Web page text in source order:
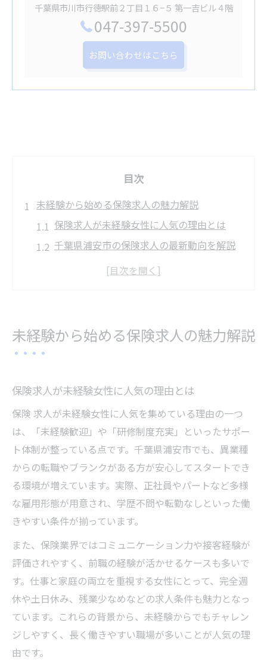
千葉県市川市行徳駅前２丁目１６−５ 第一吉ビル４階
047-397-5500
お問い合わせはこちら
目次
未経験から始める保険求人の魅力解説
保険求人が未経験女性に人気の理由とは
千葉県浦安市の保険求人の最新動向を解説
未経験OKな保険求人で得られる成長ポイン
保険業界に転職したい女性へおすすめ情報
女性が保険求人を選ぶメリットと働きやす
未経験から保険業界へ転職する際のポイン
ト
千葉県浦安市で人気の保険業界求人の特徴
保険求人で女性が活躍する職場選びのコツ
千葉県浦安市で保険求人を探すコツ紹介
浦安市の保険求人を効率良く見つける方法
未経験向け保険求人のチェックポイント
保険求人の募集条件と応募時の注意点
女性が安心して働ける保険求人の選び方
保険求人サイトの活用術と比較ポイント
ワークライフバランス重視の保険求人特集
保険求人で叶える理想のワークライフバラ
未経験から始める保険求人の魅力解説
保険求人が未経験女性に人気の理由とは
保険 求人が未経験女性に人気を集めている理由の一つ
は、「未経験歓迎」や「研修制度充実」といったサポー
ト体制が整っている点です。千葉県浦安市でも、異業種
からの転職やブランクがある方が安心してスタートでき
る環境が増えています。実際、正社員やパートなど多様
な雇用形態が用意され、学歴不問や転勤なしといった働
きやすい条件が揃っています。
また、保険業界ではコミュニケーション力や接客経験が
評価されやすく、前職の経験が活かせるケースも多いで
す。仕事と家庭の両立を重視する女性にとって、完全週
休や土日休み、残業少なめなどの求人条件も魅力となっ
ています。これらの背景から、未経験からでもチャレン
ジしやすく、長く働きやすい職場が多いことが人気の理
由です。